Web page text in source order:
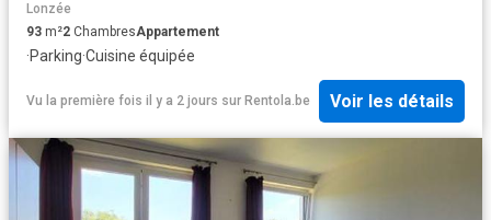
Lonzée
93 m²2 ChambresAppartement
·Parking·Cuisine équipée
Vu la première fois il y a 2 jours sur Rentola.be Voir les détails